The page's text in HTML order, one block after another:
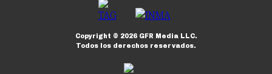
Copyright © 2026GFR Media LLC.
Todos los derechos reservados.